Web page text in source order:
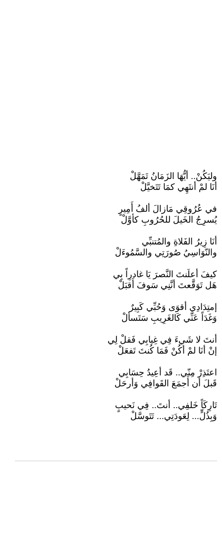
وليَكُنْ.. أيُّهَا الزَمَانُ تَمَهَّلْ
أنَا لمْ أنتَهِي كمَا تَتَخيَّلْ
في عُرُوقِي مَازالَ ألفُ أَمِيرٍ
يُسرِجُ الخَيلَ للحُرُوبِ كأوَّلْ
أنَا زِيرُ الفَلاةِ والمُتنبِّي
والنّوَاسِيُ صُورَتِي والسَّمُوءَلْ
كيفَ أعلَنتَ النَّصرَ يَا غادرِاً بِي
هَل تَوَقَّعتَ أنَّنِي سَوفَ أَقبَلْ
إمتِدَادِي أقوَى وَحُبِّي كَبِيرٌ
وَغَدَاً عَنِّي كَالغَرِيبِ سَتَسألْ
أنتَ لا شَيءَ فِي غِيابِي فَقلْ لِي
إنْ أنَا لمْ أكُنْ فَمَا كُنتَ تَفعَلْ
اعتَذِرْ مِنّي.. قَد أعِيدُ حِسَابِي
قَبلَ أن أَجمَعَ القَوافِي وَأرحَلْ
تَارِكَاً خَلفِي.. أنتَ.. فِي نَحيبٍ
وَبِذُلٍّ... لِعَودَتِي... تَتَوسَّلْ